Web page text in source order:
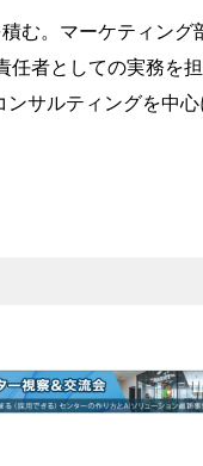
む。マーケティング
者としての実務を担
サルティングを中